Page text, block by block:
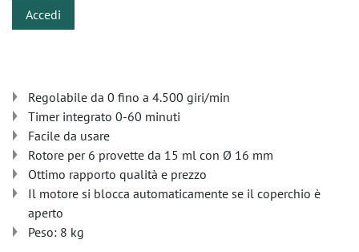
Accedi
Regolabile da 0 fino a 4.500 giri/min
Timer integrato 0-60 minuti
Facile da usare
Rotore per 6 provette da 15 ml con Ø 16 mm
Ottimo rapporto qualità e prezzo
Il motore si blocca automaticamente se il coperchio è
aperto
Peso: 8 kg